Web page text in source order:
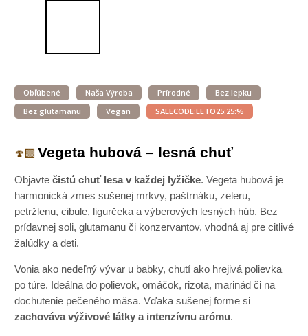
Obľúbené Naša Výroba Prírodné
Bez lepku
Bez glutamanu
Vegan SALECODE:LETO25:25:%
🍄‍🟫 Vegeta hubová – lesná chuť
Objavte čistú chuť lesa v každej lyžičke. Vegeta hubová je
harmonická zmes sušenej mrkvy, paštrnáku, zeleru,
petržlenu, cibule, ligurčeka a výberových lesných húb. Bez
prídavnej soli, glutamanu či konzervantov, vhodná aj pre citlivé
žalúdky a deti.
Vonia ako nedeľný vývar u babky, chutí ako hrejivá polievka
po túre. Ideálna do polievok, omáčok, rizota, marinád či na
dochutenie pečeného mäsa. Vďaka sušenej forme si
zachováva výživové látky a intenzívnu arómu.